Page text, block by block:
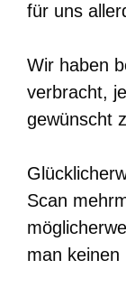
für uns
Wir haben
verbracht,
gewünscht
Scan
man keinen